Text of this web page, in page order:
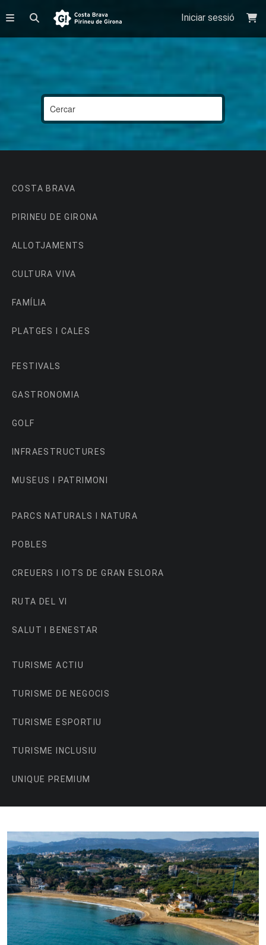
Iniciar sessió
COSTA BRAVA
PIRINEU DE GIRONA
ALLOTJAMENTS
CULTURA VIVA
FAMÍLIA
PLATGES I CALES
FESTIVALS
GASTRONOMIA
GOLF
INFRAESTRUCTURES
MUSEUS I PATRIMONI
PARCS NATURALS I NATURA
POBLES
CREUERS I IOTS DE GRAN ESLORA
RUTA DEL VI
SALUT I BENESTAR
TURISME ACTIU
TURISME DE NEGOCIS
TURISME ESPORTIU
TURISME INCLUSIU
UNIQUE PREMIUM